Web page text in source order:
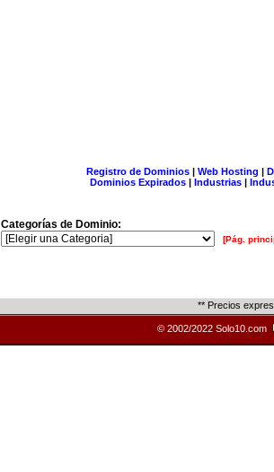
Registro de Dominios| Web Hosting |
Dominios Expirados | Industrias |
Categorías de Dominio:
[Pág.
** Precios
© 2002/2022 Solo10.com